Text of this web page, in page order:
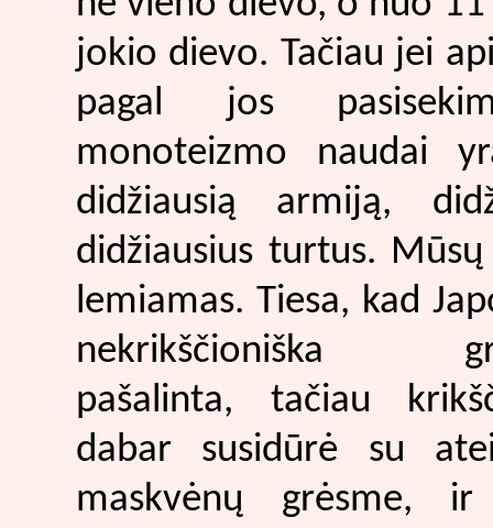
jokio dievo. Tačiau jei
pagal jos
monoteizmo naudai
didžiausią armiją,
didžiausius turtus.
lemiamas. Tiesa, kad
nekrikščioniška
pašalinta, tačiau
dabar susidūrė su
maskvėnų grėsme,